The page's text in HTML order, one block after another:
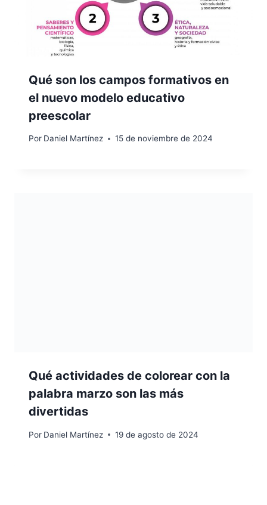
Qué son los campos formativos en
el nuevo modelo educativo
preescolar
Por Daniel Martínez 15 de noviembre de 2024
Qué actividades de colorear con la
palabra marzo son las más
divertidas
Por Daniel Martínez 19 de agosto de 2024